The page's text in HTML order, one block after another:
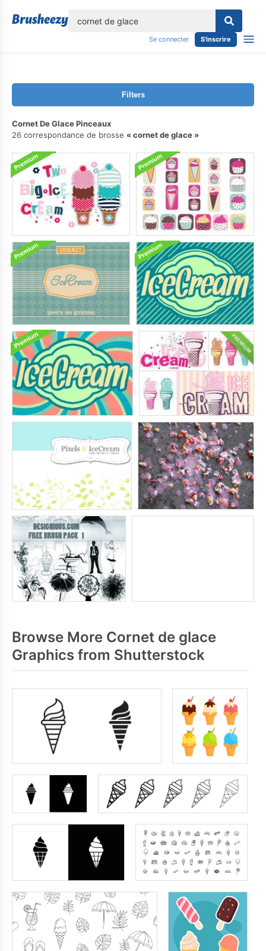
Se connecter S'inscrire
Filters
Cornet De Glace Pinceaux
26 correspondance de brosse
cornet de glace
Browse More Cornet de glace
Graphics from Shutterstock